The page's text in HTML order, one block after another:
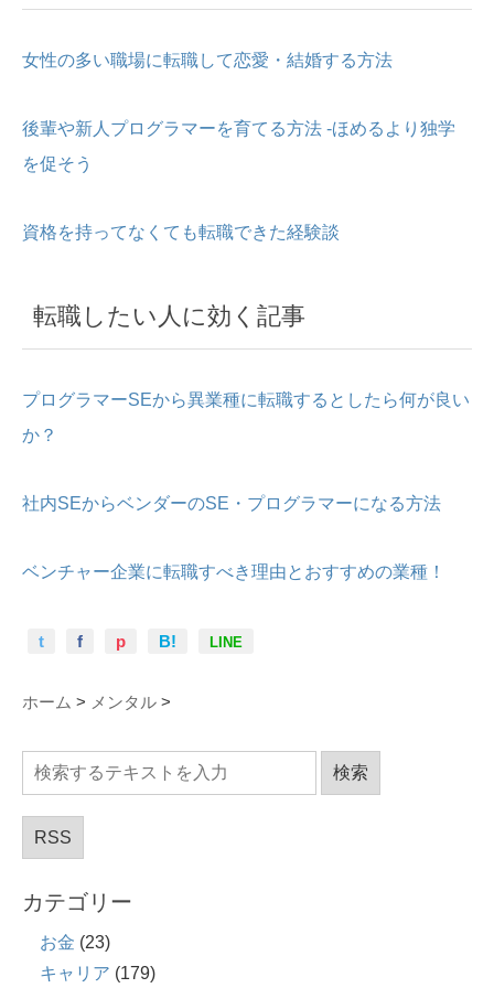
女性の多い職場に転職して恋愛・結婚する方法
後輩や新人プログラマーを育てる方法 -ほめるより独学
を促そう
資格を持ってなくても転職できた経験談
転職したい人に効く記事
プログラマーSEから異業種に転職するとしたら何が良い
か？
社内SEからベンダーのSE・プログラマーになる方法
ベンチャー企業に転職すべき理由とおすすめの業種！
t f p B! LINE
ホーム > メンタル >
RSS
カテゴリー
お金 (23)
キャリア (179)